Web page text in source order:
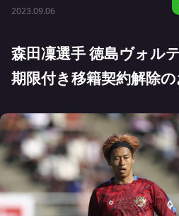
2023.09.06
森田凜選手 徳島ヴォル
期限付き移籍契約解除